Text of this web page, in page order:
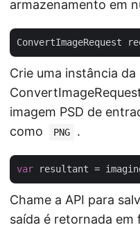
armazenamento em
ConvertImageRequest
Crie uma instância da
imagem PSD de
como
PNG .
var
Chame a API para
saída é retornada